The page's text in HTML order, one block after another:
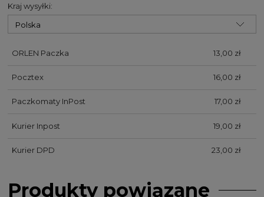
Kraj wysyłki:
ORLEN Paczka 13,00 zł
Pocztex 16,00 zł
Paczkomaty InPost 17,00 zł
Kurier Inpost 19,00 zł
Kurier DPD 23,00 zł
Produkty powiązane